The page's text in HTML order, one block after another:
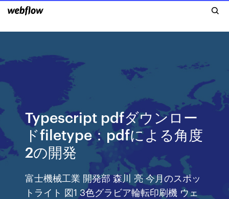
Typescript pdfダウンロー
ドfiletype：pdfによる角度
2の開発
富士機械工業 開発部 森川 亮 今月のスポッ
トライト 図1 3色グラビア輪転印刷機 ウェ